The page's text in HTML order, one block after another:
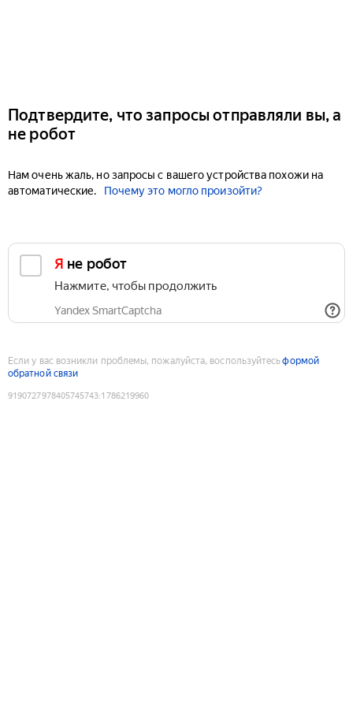
Подтвердите, что запросы отправляли вы, а
не робот
Нам очень жаль, но запросы с вашего устройства похожи на
автоматические.
Почему это могло произойти?
Я не робот
Нажмите, чтобы продолжить
Yandex SmartCaptcha
Если у вас возникли проблемы, пожалуйста, воспользуйтесьформой
обратной связи
9190727978405745743:1786219960